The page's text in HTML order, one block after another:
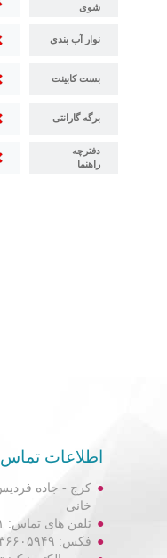
شوی
نوار آب بندی
بست کابینت
برگه گارانتی
دفترچه
راهنما
اطلاعات تماس
خانی
تلفن های تماس: ۳۶۶۰۰۰۹۱-۰۲۶ - ۳۶۶۰۲۷۴۰-۰۲۶
فکس: ۳۶۶۰۵۹۴۹-۰۲۶